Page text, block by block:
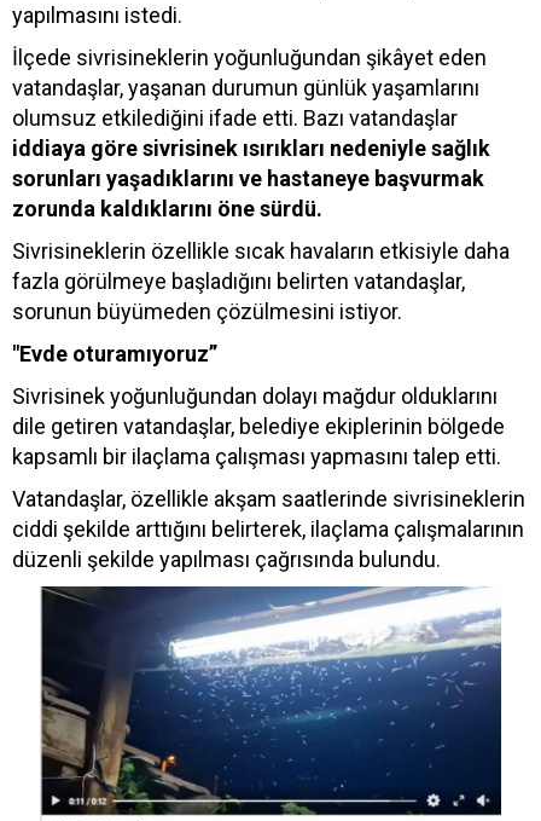
yapılmasını istedi.
İlçede sivrisineklerin yoğunluğundan şikâyet eden
vatandaşlar, yaşanan durumun günlük yaşamlarını
olumsuz etkilediğini ifade etti. Bazı vatandaşlar
iddiaya göre sivrisinek ısırıkları nedeniyle sağlık
sorunları yaşadıklarını ve hastaneye başvurmak
zorunda kaldıklarını öne sürdü.
Sivrisineklerin özellikle sıcak havaların etkisiyle daha
fazla görülmeye başladığını belirten vatandaşlar,
sorunun büyümeden çözülmesini istiyor.
"Evde oturamıyoruz”
Sivrisinek yoğunluğundan dolayı mağdur olduklarını
dile getiren vatandaşlar, belediye ekiplerinin bölgede
kapsamlı bir ilaçlama çalışması yapmasını talep etti.
Vatandaşlar, özellikle akşam saatlerinde sivrisineklerin
ciddi şekilde arttığını belirterek, ilaçlama çalışmalarının
düzenli şekilde yapılması çağrısında bulundu.